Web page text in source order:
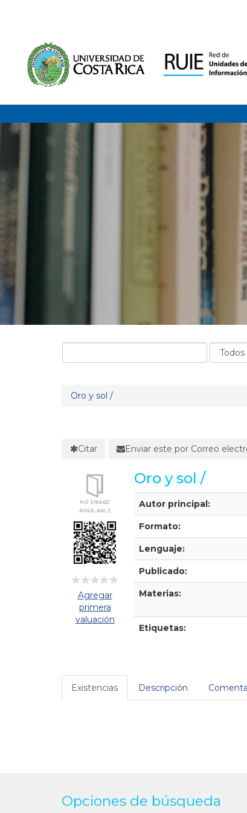
Oro y sol /
Citar Enviar este por Correo
Agregar
primera
valuación
Oro y sol /
Detalles Bibliográficos
Autor principal:
Formato:
Lenguaje:
Publicado:
Materias:
Etiquetas:
Existencias Descripción
Opciones de búsqueda